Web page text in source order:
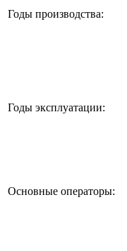
Годы производства:
Годы эксплуатации:
Основные операторы: